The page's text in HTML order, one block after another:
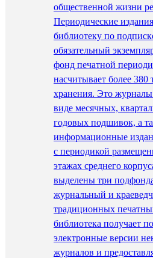
общественной жизни
Периодические
библиотеку по
обязательный
фонд печатной
насчитывает более 380
хранения. Это журналы
виде месячных,
годовых подшивок, а
информационные
с периодикой
этажах среднего
выделены три
журнальный и
традиционных
библиотека получает
электронные версии
журналов и